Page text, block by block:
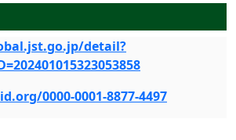
detail?
0000-0001-8877-4497